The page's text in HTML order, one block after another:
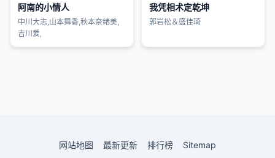
阿南的小情人
中川大志,山本舞香,秋本奈绪美,
吉川爱,
我凭相术定乾坤
郭岩松＆盛佳琦
网站地图 最新更新 排行榜 Sitemap